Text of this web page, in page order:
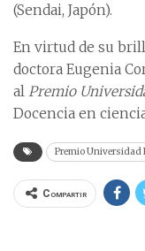
(Sendai, Japón).
En virtud de su
doctora Eugenia
al Premio
Docencia en
Premio Universidad
Compartir